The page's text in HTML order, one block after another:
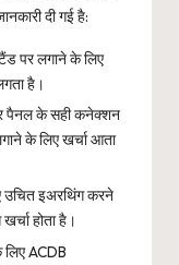
दी गई है:
पर लगाने के लिए
है।
पैनल के सही कनेक्शन
के लिए खर्चा आता
उचित इअरथिंग करने
होता है।
ACDB